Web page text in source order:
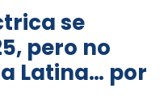
se
pero no
Latina… por